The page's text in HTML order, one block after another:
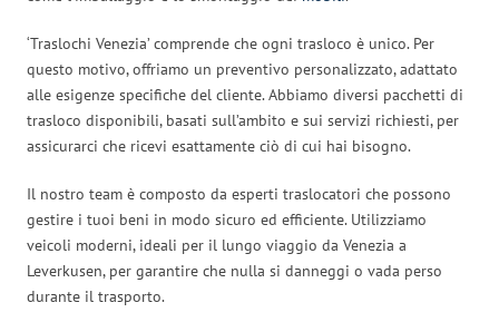
‘Traslochi Venezia’ comprende che ogni trasloco è unico. Per
questo motivo, offriamo un preventivo personalizzato, adattato
alle esigenze specifiche del cliente. Abbiamo diversi pacchetti di
trasloco disponibili, basati sull’ambito e sui servizi richiesti, per
assicurarci che ricevi esattamente ciò di cui hai bisogno.
Il nostro team è composto da esperti traslocatori che possono
gestire i tuoi beni in modo sicuro ed efficiente. Utilizziamo
veicoli moderni, ideali per il lungo viaggio da Venezia a
Leverkusen, per garantire che nulla si danneggi o vada perso
durante il trasporto.